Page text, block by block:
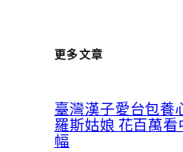
更多文章
臺灣漢子愛台包養
羅斯姑娘 花百萬
幅